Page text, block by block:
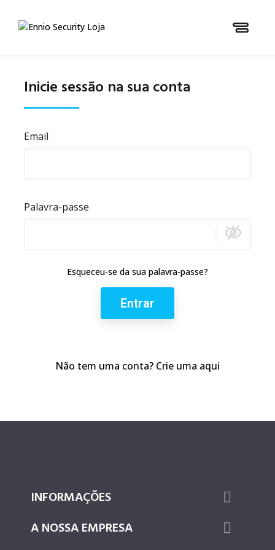
Inicie sessão na sua conta
Email
Palavra-passe
Esqueceu-se da sua palavra-passe?
Entrar
Não tem uma conta? Crie uma aqui
INFORMAÇÕES 
A NOSSA EMPRESA 